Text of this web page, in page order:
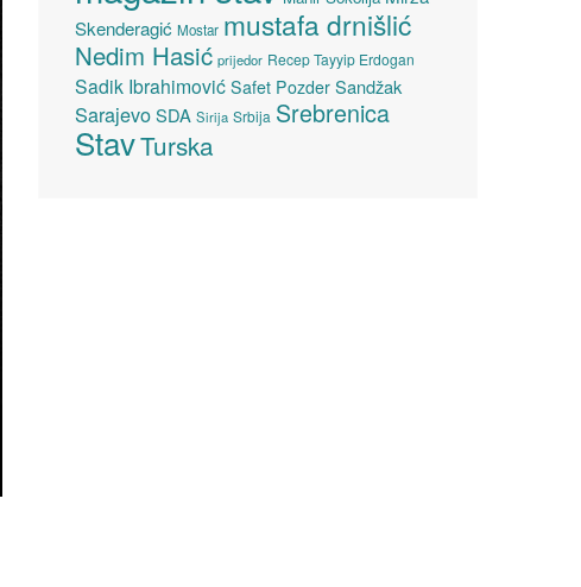
Skenderagić Mostar mustafa drnišlić
Nedim Hasić prijedor Recep Tayyip Erdogan
Sadik Ibrahimović Safet Pozder Sandžak
SarajevoSDA Sirija Srbija Srebrenica
StavTurska